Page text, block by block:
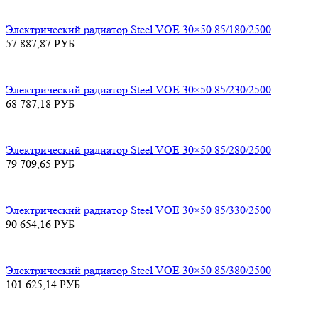
Электрический радиатор Steel VOE 30×50 85/180/2500
57 887,87 РУБ
Электрический радиатор Steel VOE 30×50 85/230/2500
68 787,18 РУБ
Электрический радиатор Steel VOE 30×50 85/280/2500
79 709,65 РУБ
Электрический радиатор Steel VOE 30×50 85/330/2500
90 654,16 РУБ
Электрический радиатор Steel VOE 30×50 85/380/2500
101 625,14 РУБ